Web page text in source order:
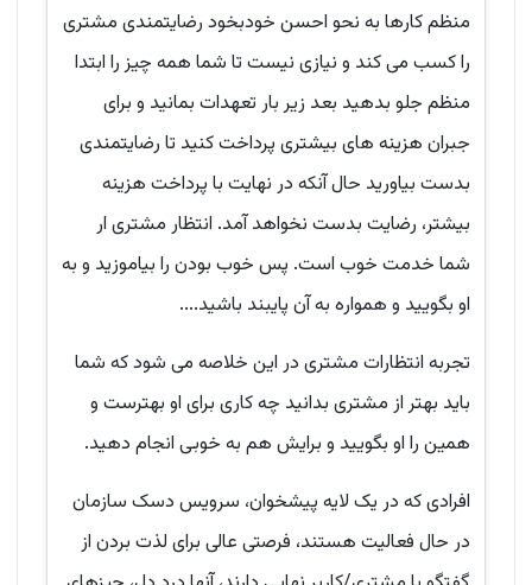
منظم کارها به نحو احسن خودبخود رضایتمندی مشتری
را کسب می کند و نیازی نیست تا شما همه چیز را ابتدا
منظم جلو بدهید بعد زیر بار تعهدات بمانید و برای
جبران هزینه های بیشتری پرداخت کنید تا رضایتمندی
بدست بیاورید حال آنکه در نهایت با پرداخت هزینه
بیشتر، رضایت بدست نخواهد آمد. انتظار مشتری ار
شما خدمت خوب است. پس خوب بودن را بیاموزید و به
او بگویید و همواره به آن پایبند باشید....
تجربه انتظارات مشتری در این خلاصه می شود که شما
باید بهتر از مشتری بدانید چه کاری برای او بهترست و
همین را او بگویید و برایش هم به خوبی انجام دهید.
افرادی که در یک لایه پیشخوان، سرویس دسک سازمان
در حال فعالیت هستند، فرصتی عالی برای لذت بردن از